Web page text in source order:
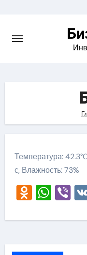
content
Температура:
с, Влажность: 73%